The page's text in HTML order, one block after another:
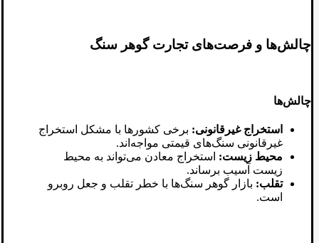
چالش‌ها و فرصت‌های تجارت گوهر سنگ
چالش‌ها
استخراج غیرقانونی: برخی کشورها با مشکل استخراج
غیرقانونی سنگ‌های قیمتی مواجه‌اند.
محیط زیست: استخراج معادن می‌تواند به محیط
زیست آسیب برساند.
تقلب: بازار گوهر سنگ‌ها با خطر تقلب و جعل روبرو
است.